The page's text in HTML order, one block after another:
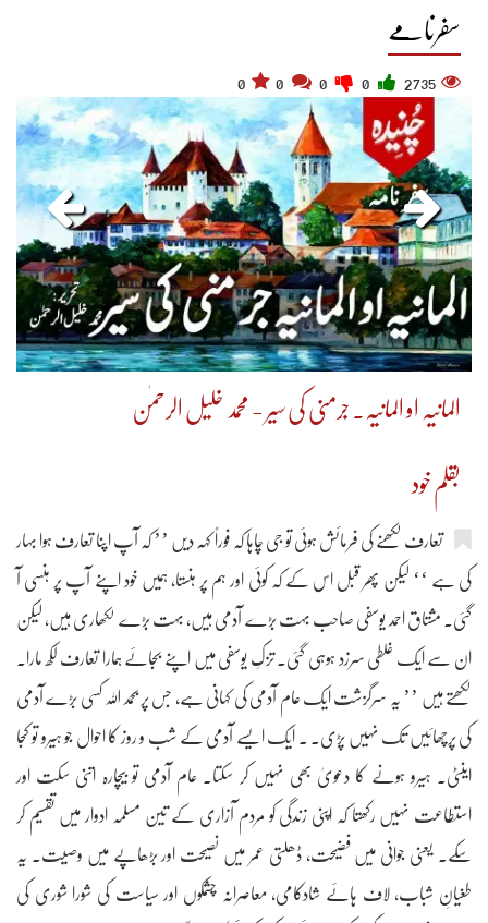
سفرنامے
2735
0
المانیہ او المانیہ۔ جرمنی کی سیر - محمد خلیل الرحمٰن
بقلم خود
تعارف لکھنے کی فرمائش ہوئی تو جی چاہا کہ فوراً کہہ دیں ’’ کہ آپ اپنا تعارف ہوا بہار
کی ہے ‘‘ لیکن پھر قبل اس کے کہ کوئی اور ہم پر ہنستا، ہمیں خود اپنے آپ پر ہنسی آ
گئی۔ مشتاق احمد یوسفی صاحب بہت بڑے آدمی ہیں، بہت بڑے لکھاری ہیں، لیکن
ان سے ایک غلطی سرزد ہوہی گئی۔ تزکِ یوسفی میں اپنے بجائے ہمارا تعارف لکھ مارا۔
لکھتے ہیں ’’ یہ سرگزشت ایک عام آدمی کی کہانی ہے، جس پر بحمد اللہ کسی بڑے آدمی
کی پرچھائیں تک نہیں پڑی۔ ۔ ایک ایسے آدمی کے شب و روز کا احوال جو ہیرو تو کجا
اینٹی۔ ہیرو ہونے کا دعویٰ بھی نہیں کر سکتا۔ عام آدمی تو بیچارہ اتنی سکت اور
استطاعت نہیں رکھتا کہ اپنی زندگی کو مردم آزاری کے تین مسلمہ ادوار میں تقسیم کر
سکے۔ یعنی جوانی میں فضیحت، ڈھلتی عمر میں نصیحت اور بڑھاپے میں وصیت۔ یہ
طغیانِ شباب، لاف ہائے شادکامی، معاصرانہ چشمکوں اور سیاست کی شورا شوری کی